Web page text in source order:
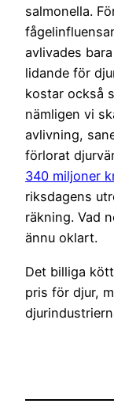
salmonella.
avlivades
lidande för
kostar också
nämligen vi
avlivning,
förlorat
340 miljoner
riksdagens
räkning. Vad
ännu oklart.
Det billiga
pris för djur,